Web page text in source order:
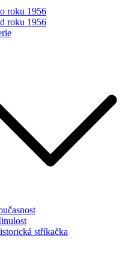
roku 1956
roku 1956
stříkačka